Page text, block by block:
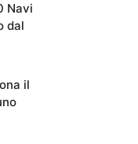
Navi
dal
il